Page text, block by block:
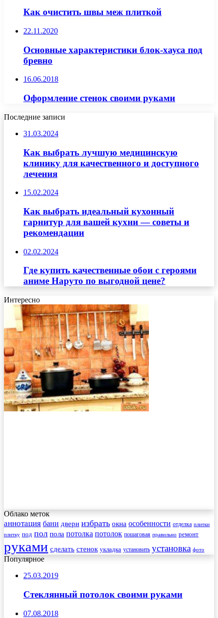
Как очистить швы меж плиткой
22.11.2020
Основные характеристики блок-хауса под
бревно
16.06.2018
Оформление стенок своими руками
Последние записи
31.03.2024
Как выбрать лучшую медицинскую
клинику для качественного и доступного
лечения
15.02.2024
Как выбрать идеальный кухонный
гарнитур для вашей кухни — советы и
рекомендации
02.02.2024
Где купить качественные обои с героями
аниме Наруто по выгодной цене?
Интересно
Облако меток
аннотация бани двери избрать окна особенности отделка плитки
плитку под пол пола потолка потолок пошаговая правильно ремонт
руками сделать стенок укладка установить установка фото
Популярное
25.03.2019
Стеклянный потолок своими руками
07.08.2018